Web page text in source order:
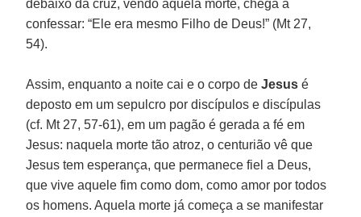
debaixo da cruz, vendo aquela morte, chega a
confessar: “Ele era mesmo Filho de Deus!” (Mt 27,
54).
Assim, enquanto a noite cai e o corpo deJesus é
deposto em um sepulcro por discípulos e discípulas
(cf. Mt 27, 57-61), em um pagão é gerada a fé em
Jesus: naquela morte tão atroz, o centurião vê que
Jesus tem esperança, que permanece fiel a Deus,
que vive aquele fim como dom, como amor por todos
os homens. Aquela morte já começa a se manifestar